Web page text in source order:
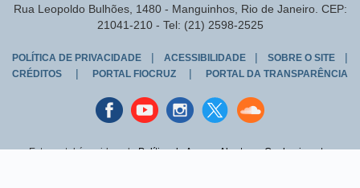
Rua Leopoldo Bulhões, 1480 - Manguinhos, Rio de Janeiro. CEP:
21041-210 - Tel: (21) 2598-2525
POLÍTICA DE PRIVACIDADE | ACESSIBILIDADE | SOBRE O SITE |
CRÉDITOS | PORTAL FIOCRUZ | PORTAL DA TRANSPARÊNCIA
FacebookyoutubeinstagranTwitterSound
cloud
Este portal é regido pelaPolítica de Acesso Aberto ao Conhecimento,